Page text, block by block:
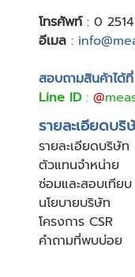
โทรศัพท์: 0
อีเมล :
สอบถามสินค้าได้ที่
Line ID: @
รายละเอียดบริ
รายละเอียดบริษัท
ตัวแทนจำหน่าย
ซ่อมและสอบเทียบ
นโยบายบริษัท
โครงการ CSR
คำถามที่พบบ่อย